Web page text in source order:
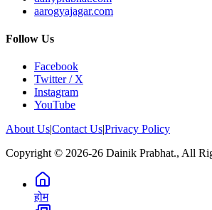
aarogyajagar.com
Follow Us
Facebook
Twitter / X
Instagram
YouTube
About Us|Contact Us|Privacy Policy
Copyright © 2026-26 Dainik Prabhat., All
होम